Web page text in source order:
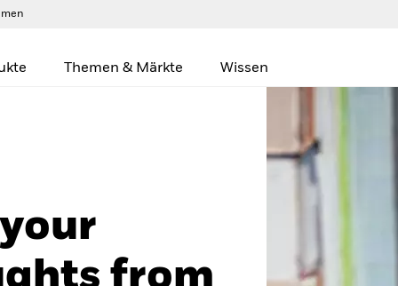
Themen & Märkte Wissen
from